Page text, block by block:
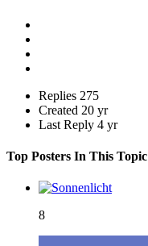
Replies 275
Created 20 yr
Last Reply 4 yr
Top Posters In This Topic
8